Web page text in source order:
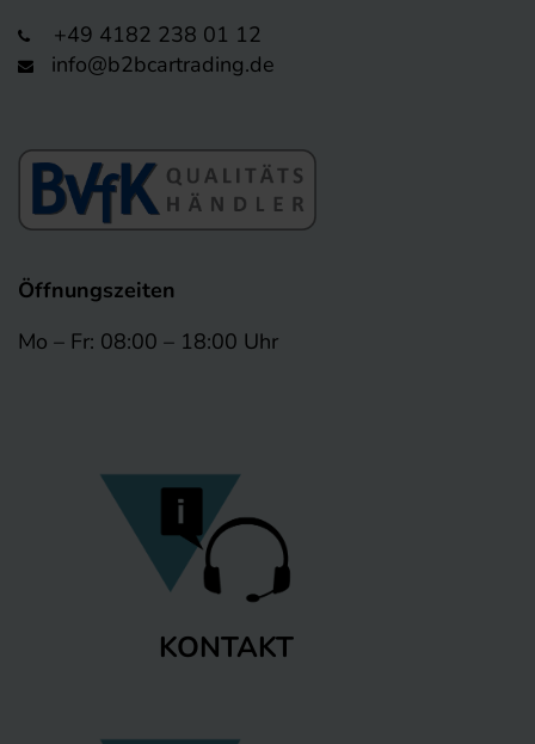
+49 4182 238 01 12
info@b2bcartrading.de
Öffnungszeiten
Mo – Fr: 08:00 – 18:00 Uhr
KONTAKT